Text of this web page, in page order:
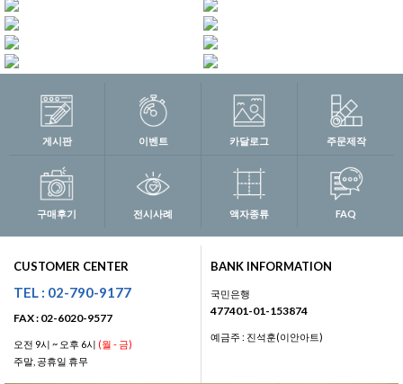
게시판 이벤트 카달로그 주문제작
구매후기 전시사례 액자종류 FAQ
CUSTOMER CENTER
TEL : 02-790-9177
FAX : 02-6020-9577
오전 9시 ~ 오후 6시 (월 - 금)
주말, 공휴일 휴무
BANK INFORMATION
국민은행
477401-01-153874
예금주 : 진석훈(이안아트)